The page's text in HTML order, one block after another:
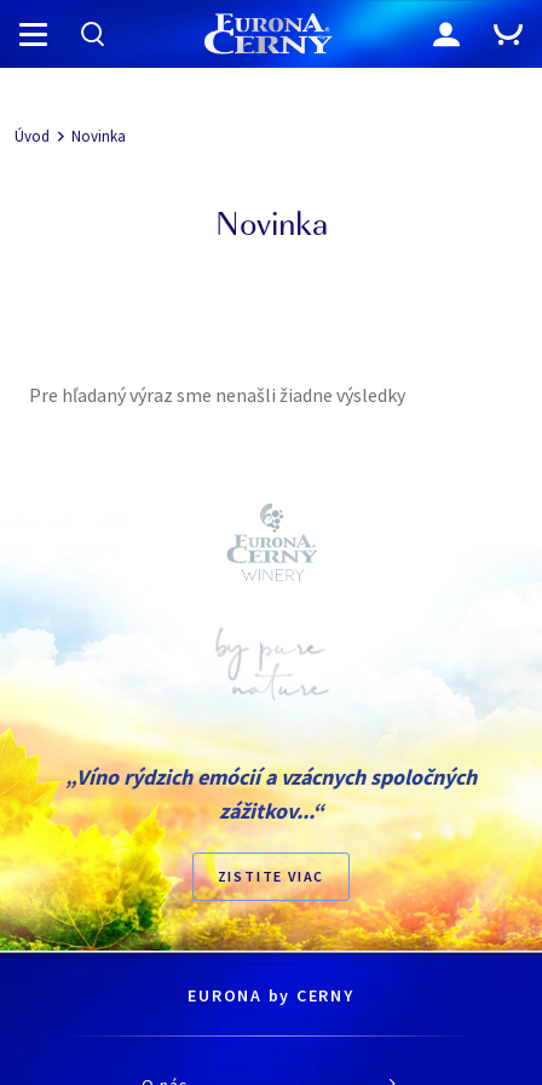
Navigácia
Úvod Novinka
Novinka
Pre hľadaný výraz sme nenašli žiadne výsledky
„Víno rýdzich emócií a vzácnych spoločných
zážitkov...“
ZISTITE VIAC
EURONA by CERNY